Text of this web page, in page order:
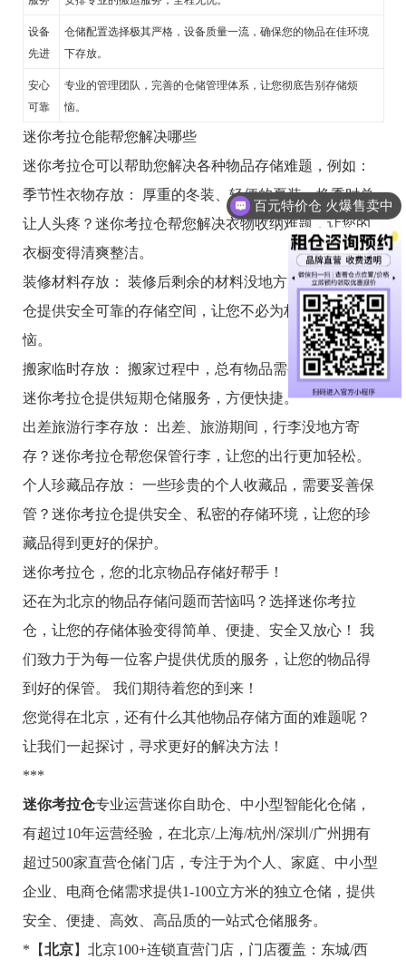
设备
先进
仓储配置选择极其严格，设备质量一流，确保您的物品在佳环境
下存放。
安心
可靠
专业的管理团队，完善的仓储管理体系，让您彻底告别存储烦
恼。
迷你考拉仓能帮您解决哪些
迷你考拉仓可以帮助您解决各种物品存储难题，例如：
季节性衣物存放： 厚重的冬装、轻便的夏装，换季时总
让人头疼？迷你考拉仓帮您解决衣物收纳难题，让您的
衣橱变得清爽整洁。
装修材料存放： 装修后剩余的材料没地方放？迷你考拉
仓提供安全可靠的存储空间，让您不必为材料存放而烦
恼。
搬家临时存放： 搬家过程中，总有物品需要临时存放？
迷你考拉仓提供短期仓储服务，方便快捷。
出差旅游行李存放： 出差、旅游期间，行李没地方寄
存？迷你考拉仓帮您保管行李，让您的出行更加轻松。
个人珍藏品存放： 一些珍贵的个人收藏品，需要妥善保
管？迷你考拉仓提供安全、私密的存储环境，让您的珍
藏品得到更好的保护。
迷你考拉仓，您的北京物品存储好帮手！
还在为北京的物品存储问题而苦恼吗？选择迷你考拉
仓，让您的存储体验变得简单、便捷、安全又放心！ 我
们致力于为每一位客户提供优质的服务，让您的物品得
到好的保管。 我们期待着您的到来！
您觉得在北京，还有什么其他物品存储方面的难题呢？
让我们一起探讨，寻求更好的解决方法！
***
迷你考拉仓专业运营迷你自助仓、中小型智能化仓储，
有超过10年运营经验，在北京/上海/杭州/深圳/广州拥有
超过500家直营仓储门店，专注于为个人、家庭、中小型
企业、电商仓储需求提供1-100立方米的独立仓储，提供
安全、便捷、高效、高品质的一站式仓储服务。
*【北京】北京100+连锁直营门店，门店覆盖：东城/西
百元特价仓 火爆售卖中
进入官方小程序获取更多仓库信息